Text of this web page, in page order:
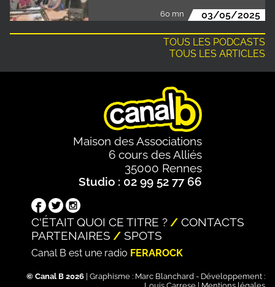
60 mn 03/05/2025
TOUS LES PODCASTS
TOUS LES ARTICLES
Maison des Associations
6 cours des Alliés
35000 Rennes
Studio : 02 99 52 77 66
C'ÉTAIT QUOI CE TITRE ?
CONTACTS
PARTENAIRES
SPOTS
Canal B est une radio FERAROCK
© Canal B 2026 | Graphisme : Marc Blanchard - Développement :